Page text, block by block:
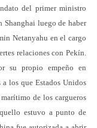
del primer ministro
Shanghai luego de haber
Netanyahu en el cargo
relaciones con Pekín.
su propio empeño en
a los que Estados Unidos
de los cargueros
estuvo a punto de